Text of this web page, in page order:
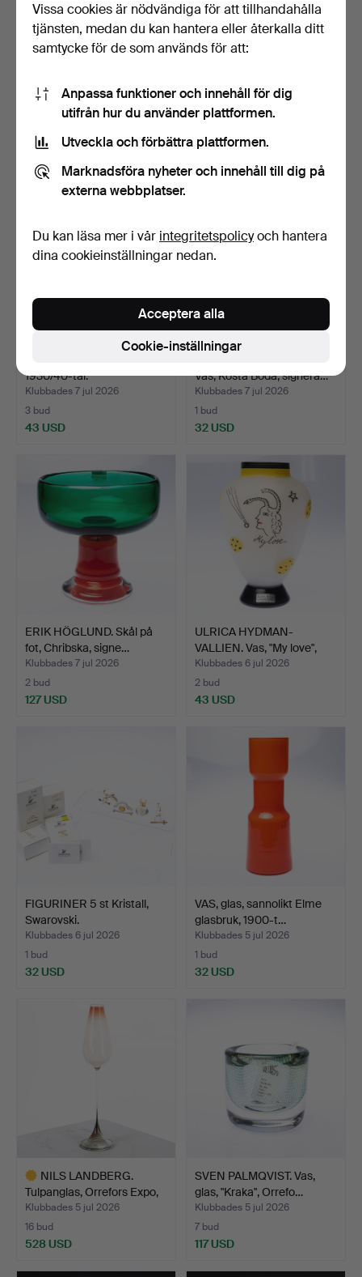
VASER, 3 st b.la Bertil
Vallien " Cirrus ".
Klubbades 8 jul 2026
2 bud
GUNNAR CYRÉN. Figurin,
silverpläterad zink…
Klubbades 8 jul 2026
6 bud
1930/40-tal.
Klubbades 7 jul 2026
3 bud
43 USD
Vas, Kosta Boda, signera…
Klubbades 7 jul 2026
1 bud
32 USD
ERIK HÖGLUND. Skål på
fot, Chribska, signe…
Klubbades 7 jul 2026
2 bud
127 USD
ULRICA HYDMAN-
VALLIEN. Vas, "My love",
Kos…
Klubbades 6 jul 2026
2 bud
43 USD
FIGURINER 5 st Kristall,
Swarovski.
Klubbades 6 jul 2026
1 bud
32 USD
VAS, glas, sannolikt Elme
glasbruk, 1900-t…
Klubbades 5 jul 2026
1 bud
32 USD
NILS LANDBERG.
Tulpanglas, Orrefors Expo,
…
Klubbades 5 jul 2026
16 bud
528 USD
SVEN PALMQVIST. Vas,
glas, "Kraka", Orrefo…
Klubbades 5 jul 2026
7 bud
117 USD
Vissa cookies är nödvändiga för att tillhandahålla
tjänsten, medan du kan hantera eller återkalla ditt
samtycke för de som används för att:
Anpassa funktioner och innehåll för dig
utifrån hur du använder plattformen.
Utveckla och förbättra plattformen.
Marknadsföra nyheter och innehåll till dig på
externa webbplatser.
Du kan läsa mer i vår integritetspolicyoch hantera
dina cookieinställningar nedan.
Cookie-inställningar
Acceptera alla